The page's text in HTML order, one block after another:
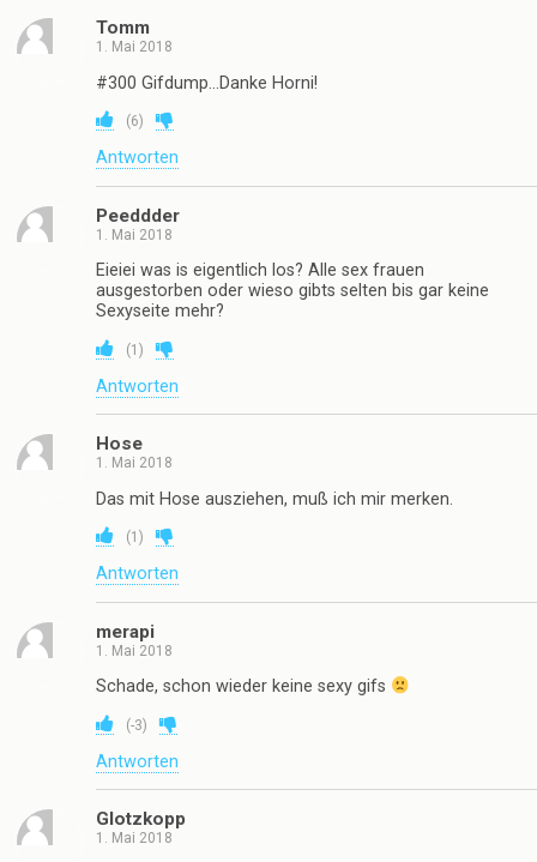
Tomm
1. Mai 2018
#300 Gifdump…Danke Horni!
(6)
Antworten
Peeddder
1. Mai 2018
Eieiei was is eigentlich los? Alle sex frauen
ausgestorben oder wieso gibts selten bis gar keine
Sexyseite mehr?
(1 )
Antworten
Hose
1. Mai 2018
Das mit Hose ausziehen, muß ich mir merken.
(1 )
Antworten
merapi
1. Mai 2018
Schade, schon wieder keine sexy gifs
(-3)
Antworten
Glotzkopp
1. Mai 2018